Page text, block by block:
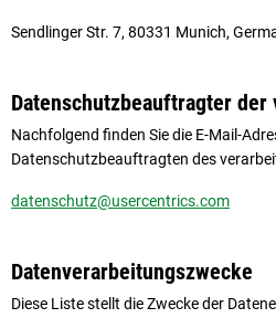
Sendlinger Str. 7, 80331 Munich,
Datenschutzbeauftragter
Nachfolgend finden Sie die E-Mail-
Datenschutzbeauftragten des
datenschutz@usercentrics.com
Datenverarbeitungszwecke
Diese Liste stellt die Zwecke der